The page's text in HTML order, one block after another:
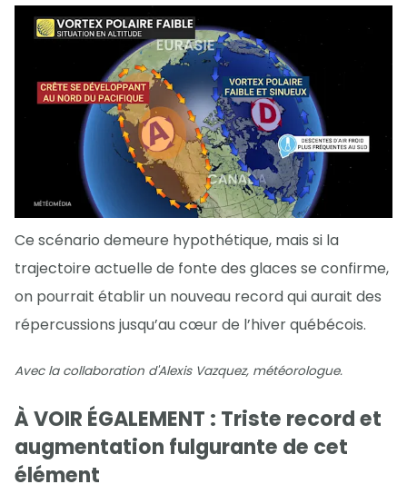
Ce scénario demeure hypothétique, mais si la
trajectoire actuelle de fonte des glaces se confirme,
on pourrait établir un nouveau record qui aurait des
répercussions jusqu’au cœur de l’hiver québécois.
Avec la collaboration d'Alexis Vazquez, météorologue.
À VOIR ÉGALEMENT : Triste record et
augmentation fulgurante de cet
élément